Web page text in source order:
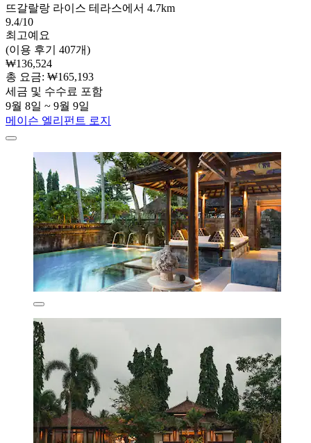
뜨갈랄랑 라이스 테라스에서 4.7km
9.4/10
최고예요
(이용 후기 407개)
₩136,524
총 요금: ₩165,193
세금 및 수수료 포함
9월 8일 ~ 9월 9일
메이슨 엘리펀트 로지